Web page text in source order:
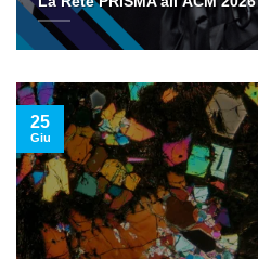
25
Giu